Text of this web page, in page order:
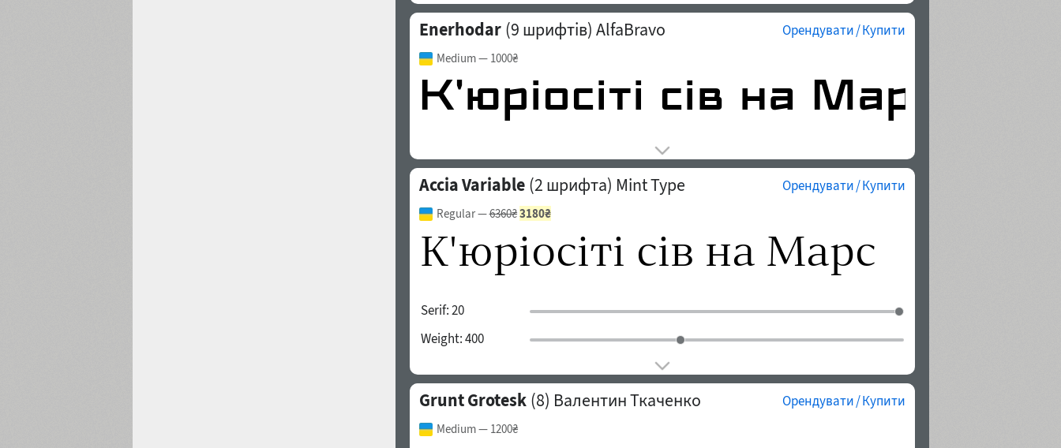
Enerhodar (9 шрифтів) AlfaBravo Орендувати / Купити
Medium— 1000₴
Accia Variable (2 шрифта) Mint Type Орендувати / Купити
Regular—6360₴3180₴
Serif:20
Weight:400
Grunt Grotesk (8) Валентин Ткаченко Орендувати / Купити
Medium— 1200₴